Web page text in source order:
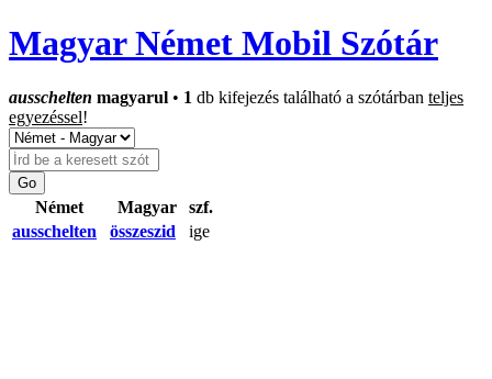
Magyar Német Mobil Szótár
ausschelten magyarul • 1 db kifejezés található a szótárban teljes
egyezéssel!
Német Magyar
szf.
ausschelten
összeszid ige